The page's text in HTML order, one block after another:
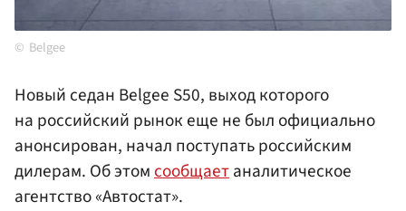
Belgee
Новый седан Belgee S50, выход которого
на российский рынок еще не был официально
анонсирован, начал поступать российским
дилерам. Об этомсообщаетаналитическое
агентство «Автостат».